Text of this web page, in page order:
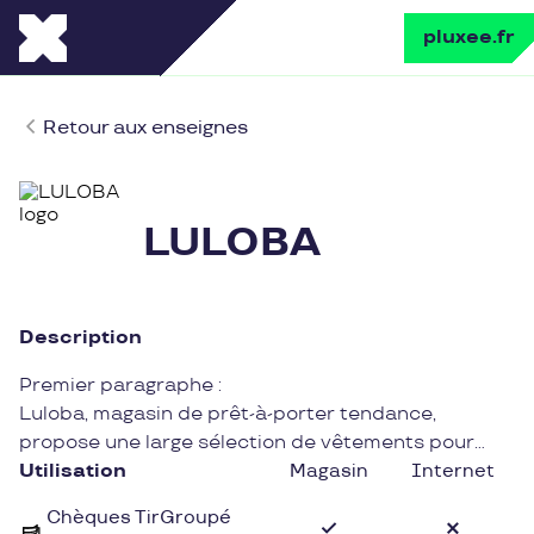
pluxee.fr
Retour aux enseignes
LULOBA
Description
Premier paragraphe :
Luloba, magasin de prêt-à-porter tendance,
propose une large sélection de vêtements pour
femmes et hommes. Avec un style résolument
régulièrement, Luloba séduit une clientèle en quête
Utilisation Magasin Internet
Chèques TirGroupé